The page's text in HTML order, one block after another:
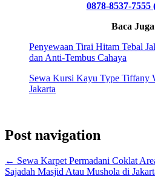
0878-8537-7555
Baca
Penyewaan Tirai Hitam Tebal
dan Anti-Tembus Cahaya
Sewa Kursi Kayu Type Tiffany
Jakarta
Post navigation
← Sewa Karpet Permadani Coklat
Sajadah Masjid Atau Mushola di